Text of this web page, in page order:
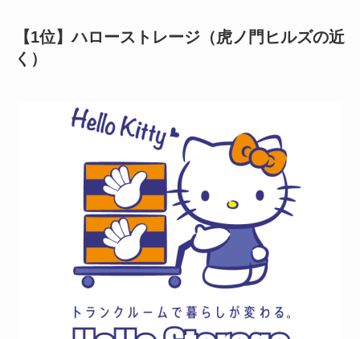
【1位】ハローストレージ（虎ノ門ヒルズの近
く）